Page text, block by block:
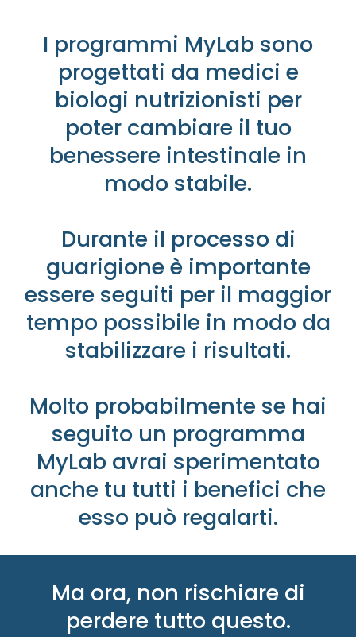
I programmi MyLab sono
progettati da medici e
biologi nutrizionisti per
poter cambiare il tuo
benessere intestinale in
modo stabile.
Durante il processo di
guarigione è importante
essere seguiti per il maggior
tempo possibile in modo da
stabilizzare i risultati.
Molto probabilmente se hai
seguito un programma
MyLab avrai sperimentato
anche tu tutti i benefici che
esso può regalarti.
Ma ora, non rischiare di
perdere tutto questo.